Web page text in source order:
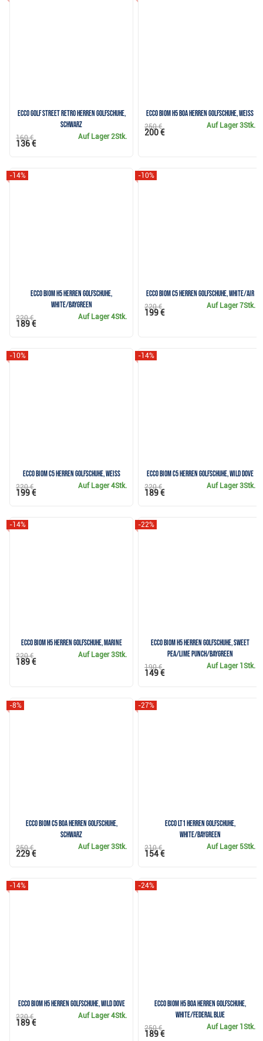
Ecco Golf Street Retro Herren Golfschuhe,
schwarz
Auf Lager 2Stk.
160 €
136 €
Ecco Biom H5 Boa Herren Golfschuhe, weiss
Auf Lager3Stk.
250 €
200 €
Ecco Biom H5 Herren Golfschuhe,
white/baygreen
-14%
Auf Lager4Stk.
220 €
189 €
Ecco Biom C5 Herren Golfschuhe, white/air
-10%
Auf Lager7Stk.
220 €
199 €
Ecco Biom C5 Herren Golfschuhe, weiss
-10%
Auf Lager4Stk.
220 €
199 €
Ecco Biom C5 Herren Golfschuhe, wild dove
-14%
Auf Lager3Stk.
220 €
189 €
Ecco Biom H5 Herren Golfschuhe, marine
-14%
Auf Lager3Stk.
220 €
189 €
Ecco Biom H5 Herren Golfschuhe, sweet
pea/lime punch/baygreen
-22%
Auf Lager 1Stk.
190 €
149 €
Ecco Biom C5 Boa Herren Golfschuhe,
schwarz
-8%
Auf Lager3Stk.
250 €
229 €
Ecco LT1 Herren Golfschuhe,
white/baygreen
-27%
Auf Lager 5Stk.
210 €
154 €
Ecco Biom H5 Herren Golfschuhe, wild dove
-14%
Auf Lager4Stk.
220 €
189 €
Ecco Biom H5 Boa Herren Golfschuhe,
white/federal blue
-24%
Auf Lager 1Stk.
250 €
189 €